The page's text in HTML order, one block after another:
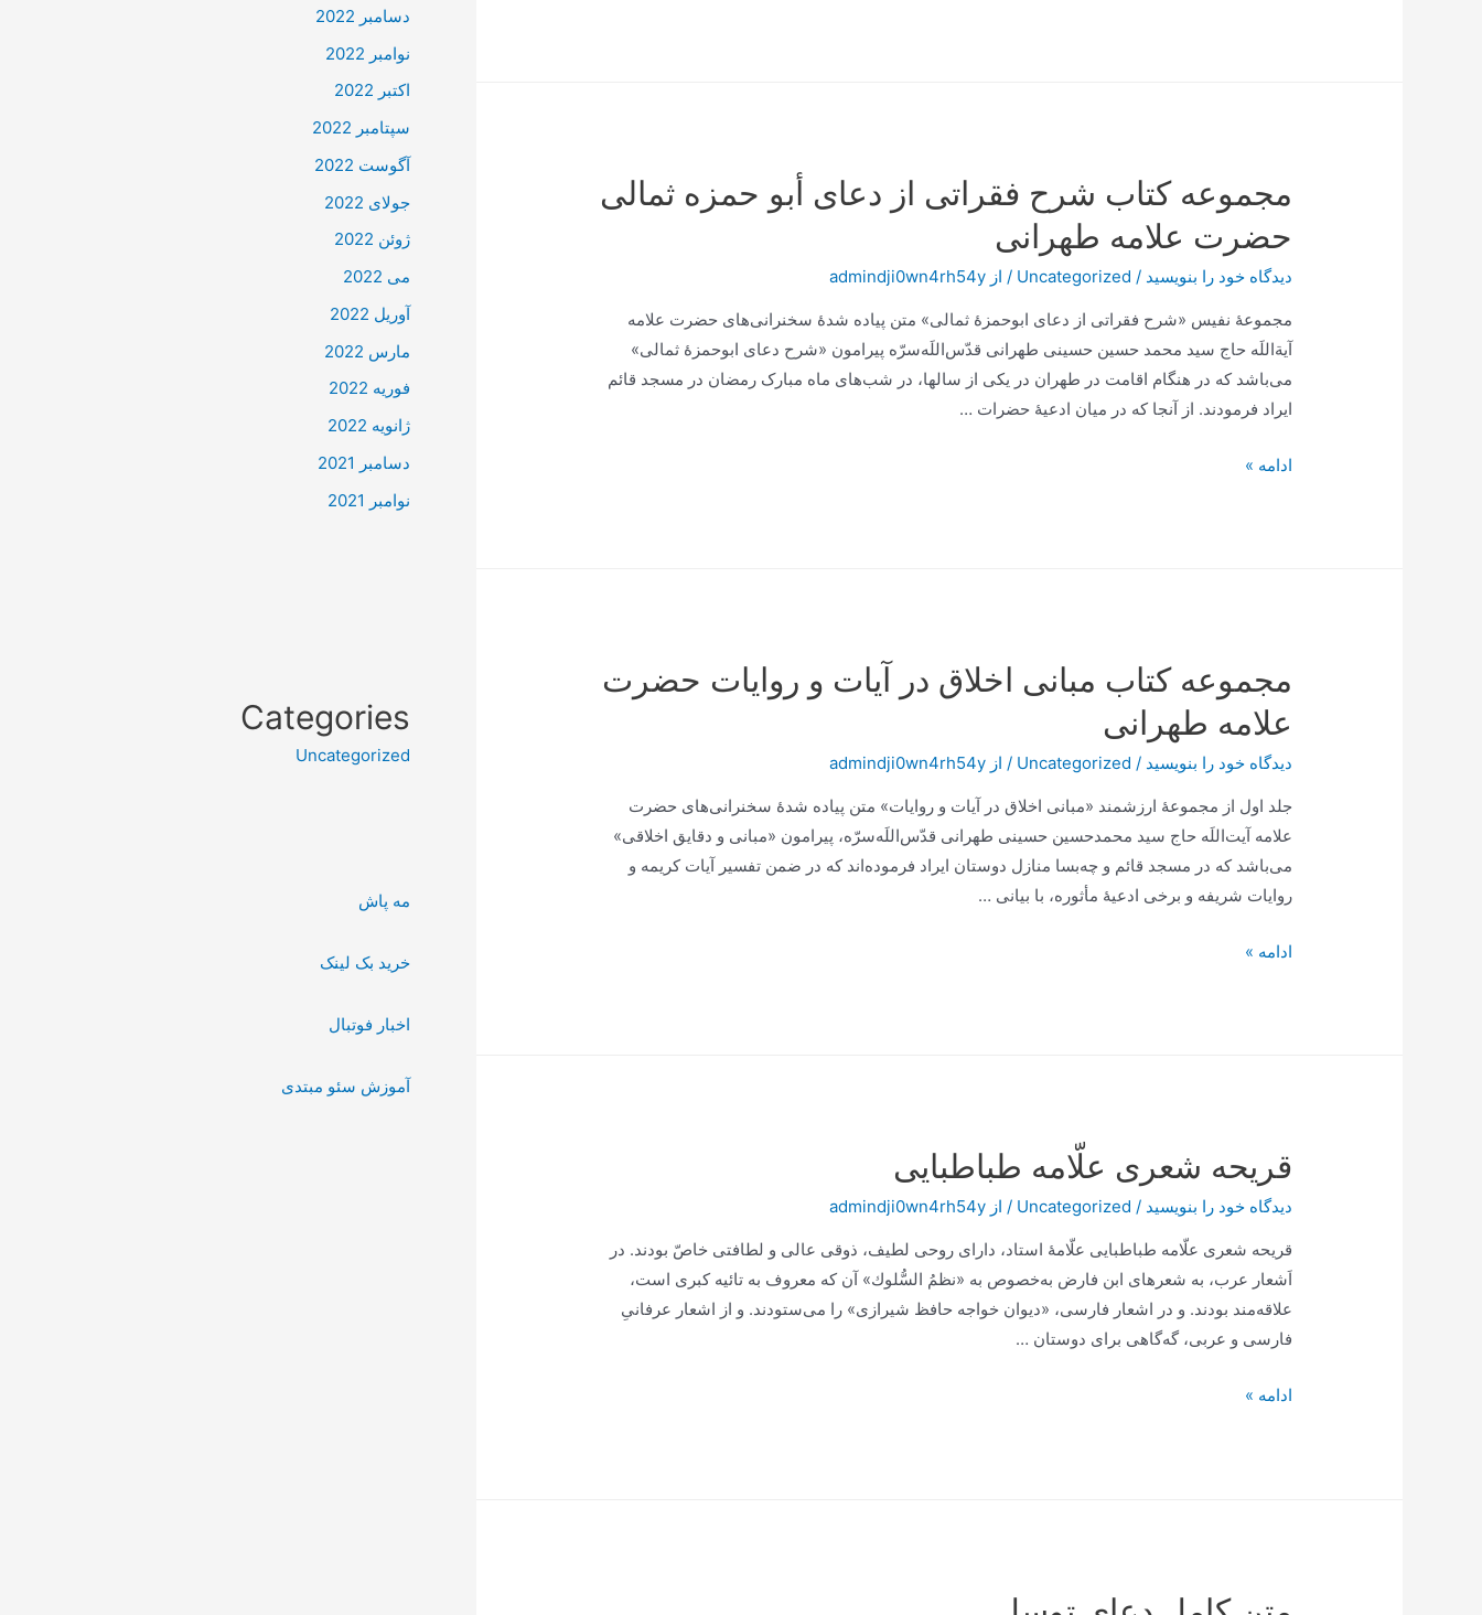
طهرانی
مجموعه کتاب شرح فقراتی از دعای أبو حمزه ثمالی
حضرت علامه طهرانی
دیدگاه‌ خود را بنویسید /
Uncategorized / از admindji0wn4rh54y
مجموعۀ نفیس «شرح فقراتی از دعای ابوحمزۀ ثمالی» متن پیاده شدۀ سخنرانی‌های حضرت علامه
آیة‌اللَه حاج سید محمد حسین حسینی طهرانی قدّس‌اللَه‌سرّه پیرامون «شرح دعای ابوحمزۀ ثمالی»
می‌باشد که در هنگام اقامت در طهران در یکی از سالها، در شب‌های ماه مبارک رمضان در مسجد قائم
ایراد فرمودند. از آنجا که در میان ادعیۀ حضرات …
مجموعه
ثمالی
حضرت
علامه
ادامه »
مجموعه کتاب مبانی اخلاق در آیات و روایات حضرت
علامه طهرانی
دیدگاه‌ خود را بنویسید /
Uncategorized / از admindji0wn4rh54y
جلد اول از مجموعۀ ارزشمند «مبانی اخلاق در آیات و روایات» متن پیاده شدۀ سخنرانی‌های حضرت
علامه آیت‌اللَه حاج سید محمدحسین حسینی طهرانی قدّس‌اللَه‌سرّه، پیرامون «مبانی و دقایق اخلاقی»
می‌باشد که در مسجد قائم و چه‌بسا منازل دوستان ایراد فرموده‌اند که در ضمن تفسیر آیات کریمه و
روایات شریفه و برخی ادعیۀ مأثوره، با بیانی …
مجموعه
روایات
حضرت
علامه
طهرانی
ادامه »
قریحه شعری علّامه طباطبایی
دیدگاه‌ خود را بنویسید /
Uncategorized / از admindji0wn4rh54y
قریحه شعری علّامه طباطبایی علّامۀ استاد، داراى روحی لطیف، ذوقی عالى و لطافتی خاصّ بودند. در
اَشعار عرب، به شعرهاى‌ ابن فارض‌ به‌خصوص به «نظمُ السُّلوك» آن‌ كه معروف به‌ تائیه کبرى‌ است،
علاقه‌مند بودند. و در اشعار فارسى، «دیوان خواجه حافظ شیرازى» را مى‌ستودند. و از اشعار عرفانىِ
فارسى و عربى، گه‌گاهى براى دوستان …
قریحه
ادامه »
دسامبر 2022
نوامبر 2022
اکتبر 2022
سپتامبر 2022
آگوست 2022
جولای 2022
ژوئن 2022
می 2022
آوریل 2022
مارس 2022
فوریه 2022
ژانویه 2022
دسامبر 2021
نوامبر 2021
Categories
Uncategorized
مه پاش
خرید بک لینک
اخبار فوتبال
آموزش سئو مبتدی